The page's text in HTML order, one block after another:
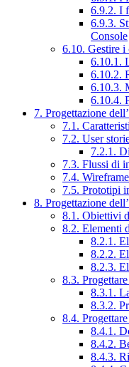
6.9.2. I
6.9.3.
Console
6.10. Gestire i
6.10.1.
6.10.2.
6.10.3.
6.10.4.
7. Progettazione
7.1.
7.2. User
7.2.1.
7.3. Flussi di
7.4. Wireframe
7.5. Prototipi
8. Progettazione
8.1. Obiettivi
8.2. Elementi
8.2.1.
8.2.2.
8.2.3.
8.3.
8.3.1.
8.3.2.
8.4.
8.4.1.
8.4.2.
8.4.3.